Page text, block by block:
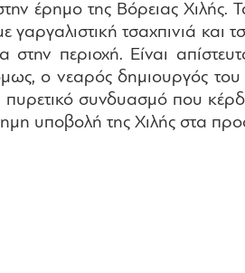
έρημο της Βόρειας Χιλής.
γαργαλιστική τσαχπινιά
στην περιοχή. Είναι
ο νεαρός δημιουργός
συνδυασμό που
υποβολή της Χιλής στα